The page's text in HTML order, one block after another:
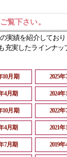
覧下さい。
実績を紹介してお
充実したラインナッ
10月期 2025
4月期 2024
10月期 2022
4月期 2021
7月期 2019